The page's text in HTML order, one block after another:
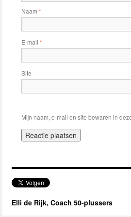
Naam *
E-mail *
Site
Mijn naam, e-mail en site bewaren in
Elli de Rijk, Coach 50-plussers